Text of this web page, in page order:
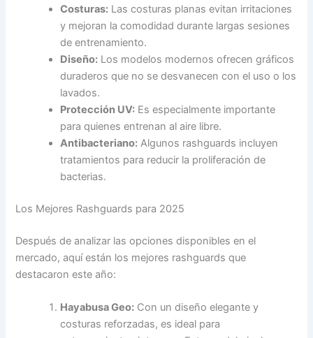
Costuras: Las costuras planas evitan irritaciones
y mejoran la comodidad durante largas sesiones
de entrenamiento.
Diseño: Los modelos modernos ofrecen gráficos
duraderos que no se desvanecen con el uso o los
lavados.
Protección UV: Es especialmente importante
para quienes entrenan al aire libre.
Antibacteriano: Algunos rashguards incluyen
tratamientos para reducir la proliferación de
bacterias.
Los Mejores Rashguards para 2025
Después de analizar las opciones disponibles en el
mercado, aquí están los mejores rashguards que
destacaron este año:
Hayabusa Geo: Con un diseño elegante y
costuras reforzadas, es ideal para